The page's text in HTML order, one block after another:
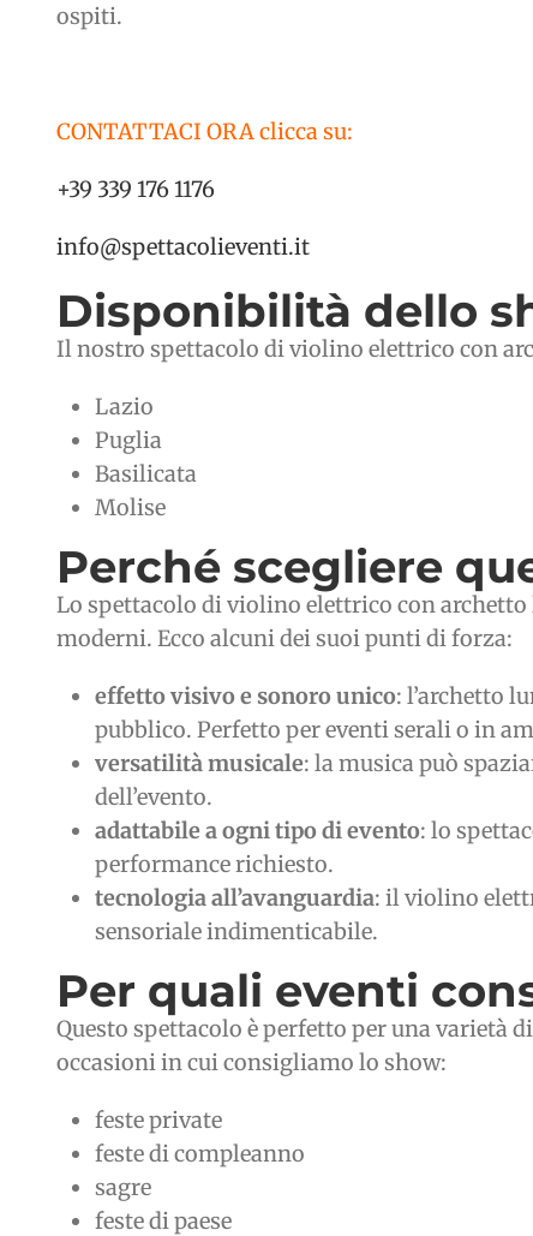
ospiti.
CONTATTACI ORA clicca su:
+39 339 176 1176
info@spettacolieventi.it
Disponibilità dello
Il nostro spettacolo di violino elettrico con
Lazio
Puglia
Basilicata
Molise
Perché scegliere
Lo spettacolo di violino elettrico con
moderni. Ecco alcuni dei suoi punti di forza:
effetto visivo e sonoro unico: l’archetto
pubblico. Perfetto per eventi serali o in
versatilità musicale: la musica può
dell’evento.
adattabile a ogni tipo di evento: lo
performance richiesto.
tecnologia all’avanguardia: il violino
sensoriale indimenticabile.
Per quali eventi
Questo spettacolo è perfetto per una varietà
occasioni in cui consigliamo lo show:
feste private
feste di compleanno
sagre
feste di paese